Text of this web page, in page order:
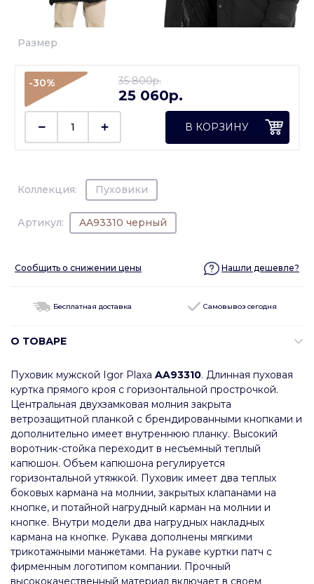
Коллекция: Пуховики
Артикул: AA93310 черный
Размер
-30% 35 800p.
25 060p.
В КОРЗИНУ
Сообщить о снижении цены Нашли дешевле?
Бесплатная доставка Самовывоз сегодня
О ТОВАРЕ
Пуховик мужской Igor Plaxa AA93310. Длинная пуховая
куртка прямого кроя с горизонтальной прострочкой.
Центральная двухзамковая молния закрыта
ветрозащитной планкой с брендированными кнопками и
дополнительно имеет внутреннюю планку. Высокий
воротник-стойка переходит в несъемный теплый
капюшон. Объем капюшона регулируется
горизонтальной утяжкой. Пуховик имеет два теплых
боковых кармана на молнии, закрытых клапанами на
кнопке, и потайной нагрудный карман на молнии и
кнопке. Внутри модели два нагрудных накладных
кармана на кнопке. Рукава дополнены мягкими
трикотажными манжетами. На рукаве куртки патч с
фирменным логотипом компании. Прочный
высококачественный материал включает в своем